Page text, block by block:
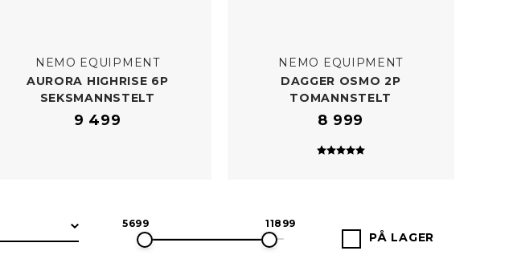
NEMO EQUIPMENT
AURORA HIGHRISE 6P
SEKSMANNSTELT
9 499
NEMO EQUIPMENT
DAGGER OSMO 2P
TOMANNSTELT
8 999
Karakter:5.0 av 5 mulige
5699 11899
PÅ LAGER